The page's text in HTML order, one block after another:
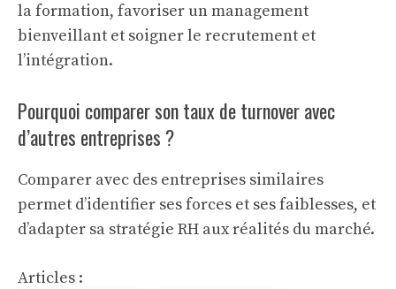
la formation, favoriser un management
bienveillant et soigner le recrutement et
l’intégration.
Pourquoi comparer son taux de turnover avec
d’autres entreprises ?
Comparer avec des entreprises similaires
permet d’identifier ses forces et ses faiblesses, et
d’adapter sa stratégie RH aux réalités du marché.
Articles :